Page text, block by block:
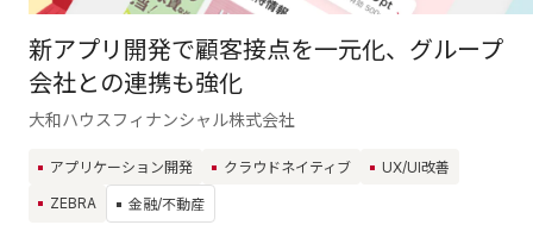
新アプリ開発で顧客接点を一元化、グループ
会社との連携も強化
大和ハウスフィナンシャル株式会社
アプリケーション開発 クラウドネイティブ
UX/UI改善
ZEBRA
金融/不動産